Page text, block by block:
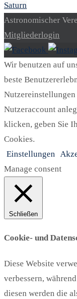
Saturn
Astronomischer
Mitgliederlogin
Wir benutzen auf
beste
Nutzereinstellungen
Nutzeraccount
klicken, geben Sie
Cookies.
Einstellungen
Manage consent
Schließen
Cookie- und
Diese Website
verbessern,
diesen werden die